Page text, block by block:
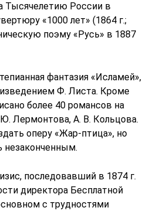
Тысячелетию России в
«1000 лет» (1864 г.;
поэму «Русь» в 1887
фантазия «Исламей»,
Ф. Листа. Кроме
более 40 романсов на
Лермонтова, А. В. Кольцова.
оперу «Жар-птица», но
незаконченным.
последовавший в 1874 г.
директора Бесплатной
с трудностями